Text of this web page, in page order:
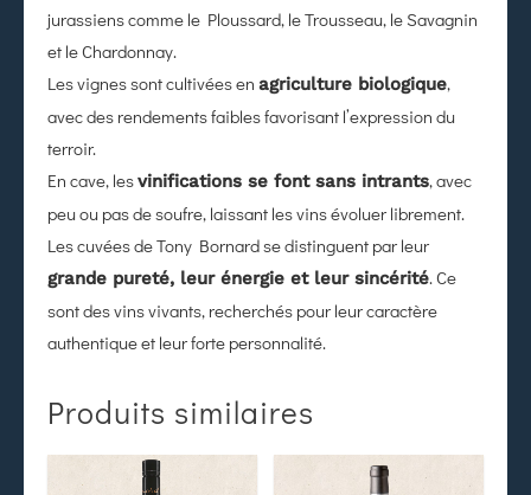
jurassiens comme le Ploussard, le Trousseau, le Savagnin
et le Chardonnay.
Les vignes sont cultivées en agriculture biologique,
avec des rendements faibles favorisant l’expression du
terroir.
En cave, lesvinifications se font sans intrants, avec
peu ou pas de soufre, laissant les vins évoluer librement.
Les cuvées de Tony Bornard se distinguent par leur
grande pureté, leur énergie et leur sincérité. Ce
sont des vins vivants, recherchés pour leur caractère
authentique et leur forte personnalité.
Produits similaires